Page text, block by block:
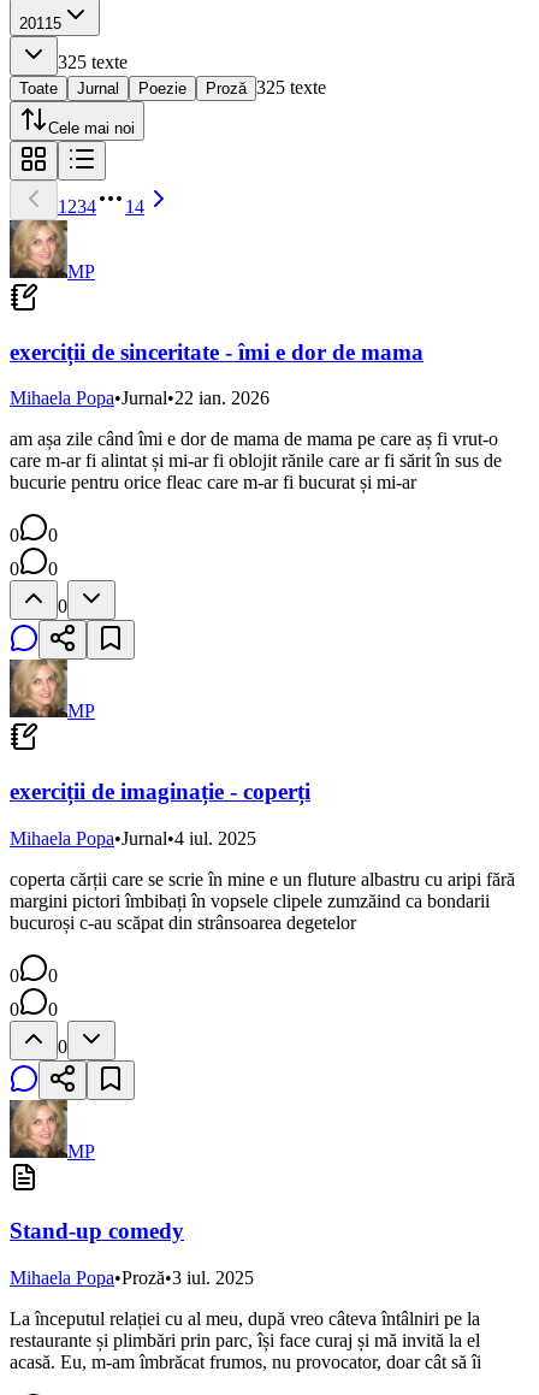
2011 5
325 texte
Toate Jurnal Poezie Proză 325 texte
Cele mai noi
1 234 14
MP
exerciții de sinceritate - îmi e dor de mama
Mihaela Popa•Jurnal•22 ian. 2026
am așa zile când îmi e dor de mama de mama pe care aș fi vrut-o
care m-ar fi alintat și mi-ar fi oblojit rănile care ar fi sărit în sus de
bucurie pentru orice fleac care m-ar fi bucurat și mi-ar
0
0
0
0
0
MP
exerciții de imaginație - coperți
Mihaela Popa•Jurnal•4 iul. 2025
coperta cărții care se scrie în mine e un fluture albastru cu aripi fără
margini pictori îmbibați în vopsele clipele zumzăind ca bondarii
bucuroși c-au scăpat din strânsoarea degetelor
0
0
0
0
0
MP
Stand-up comedy
Mihaela Popa•Proză•3 iul. 2025
La începutul relației cu al meu, după vreo câteva întâlniri pe la
restaurante și plimbări prin parc, își face curaj și mă invită la el
acasă. Eu, m-am îmbrăcat frumos, nu provocator, doar cât să îi